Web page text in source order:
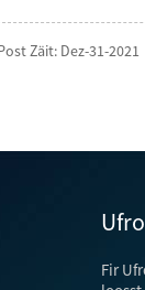
Zäit: Dez-31-2021
Fir